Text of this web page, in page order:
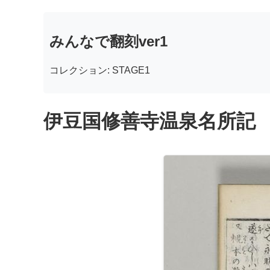
みんなで翻刻ver1
コレクション: STAGE1
伊豆国修善寺温泉名所